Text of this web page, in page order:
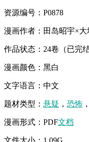
资源编号：P0878
漫画作者：田岛昭宇×大
作品状态：24卷（已完结
漫画颜色：黑白
文字语言：中文
题材类型： 悬疑 ， 恐怖
漫画形式：PDF文档
文件大小：1.09G